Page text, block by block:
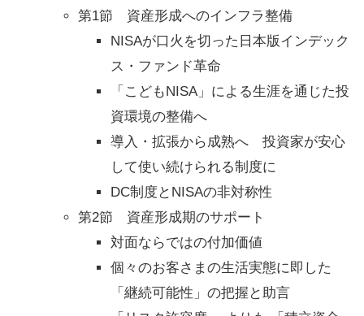
第1節 資産形成へのインフラ整備
NISAが口火を切った日本版インデック
ス・ファンド革命
「こどもNISA」による生涯を通じた投
資環境の整備へ
導入・拡張から成熟へ 投資家が安心
して使い続けられる制度に
DC制度とNISAの非対称性
第2節 資産形成期のサポート
対面ならではの付加価値
個々のお客さまの生活実態に即した
「継続可能性」の把握と助言